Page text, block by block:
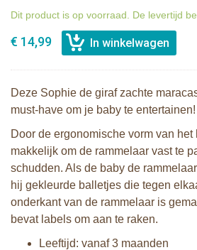
Dit product is op voorraad. De levertijd
€ 14,99
Deze Sophie de giraf zachte
must-have om je baby te entertainen!
Door de ergonomische vorm van het
makkelijk om de rammelaar vast te
schudden. Als de baby de
hij gekleurde balletjes die tegen
onderkant van de rammelaar is
bevat labels om aan te raken.
Leeftijd: vanaf 3 maanden